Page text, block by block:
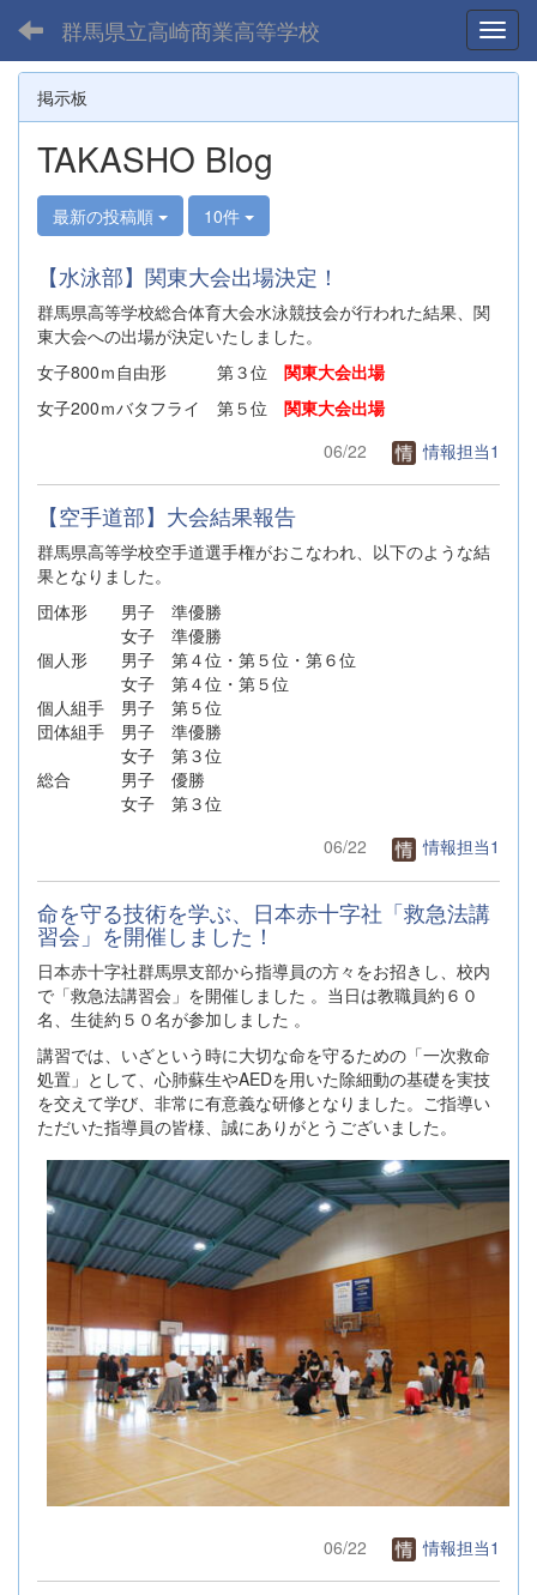
群馬県立高崎商業高等学校
掲示板
TAKASHO Blog
最新の投稿順 10件
【水泳部】関東大会出場決定！
群馬県高等学校総合体育大会水泳競技会が行われた結果、関
東大会への出場が決定いたしました。
女子800ｍ自由形 第３位 関東大会出場
女子200ｍバタフライ 第５位 関東大会出場
06/22
情報担当1
【空手道部】大会結果報告
群馬県高等学校空手道選手権がおこなわれ、以下のような結
果となりました。
団体形 男子 準優勝
女子 準優勝
個人形 男子 第４位・第５位・第６位
女子 第４位・第５位
個人組手 男子 第５位
団体組手 男子 準優勝
女子 第３位
総合 男子 優勝
女子 第３位
06/22
情報担当1
命を守る技術を学ぶ、日本赤十字社「救急法講
習会」を開催しました！
日本赤十字社群馬県支部から指導員の方々をお招きし、校内
で「救急法講習会」を開催しました 。当日は教職員約６０
名、生徒約５０名が参加しました 。
講習では、いざという時に大切な命を守るための「一次救命
処置」として、心肺蘇生やAEDを用いた除細動の基礎を実技
を交えて学び、非常に有意義な研修となりました。ご指導い
ただいた指導員の皆様、誠にありがとうございました。
06/22 情報担当1